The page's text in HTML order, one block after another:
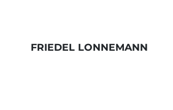
FRIEDEL LONNEMANN